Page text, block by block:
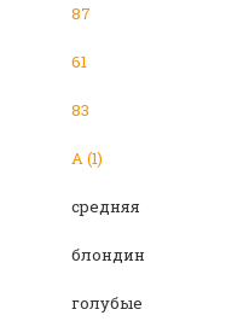
87
61
83
А (1)
средняя
блондин
голубые